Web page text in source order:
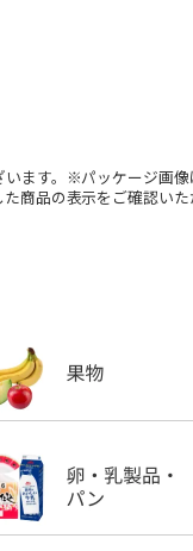
ます。※パッケージ画
商品の表示をご確認いた